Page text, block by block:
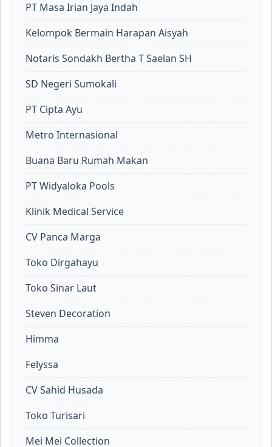
PT Masa Irian Jaya Indah
Kelompok Bermain Harapan Aisyah
Notaris Sondakh Bertha T Saelan SH
SD Negeri Sumokali
PT Cipta Ayu
Metro Internasional
Buana Baru Rumah Makan
PT Widyaloka Pools
Klinik Medical Service
CV Panca Marga
Toko Dirgahayu
Toko Sinar Laut
Steven Decoration
Himma
Felyssa
CV Sahid Husada
Toko Turisari
Mei Mei Collection